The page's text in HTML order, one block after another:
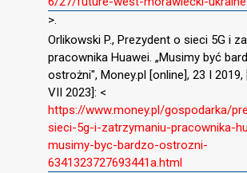
>.
Orlikowski P., Prezydent o sieci 5G i
pracownika Huawei. „Musimy być
ostrożni", Money.pl [online], 23 I
VII 2023]: <
https://www.money.pl/gospodarka/
sieci-5g-i-zatrzymaniu-pracownika-
musimy-byc-bardzo-ostrozni-
6341323727693441a.html